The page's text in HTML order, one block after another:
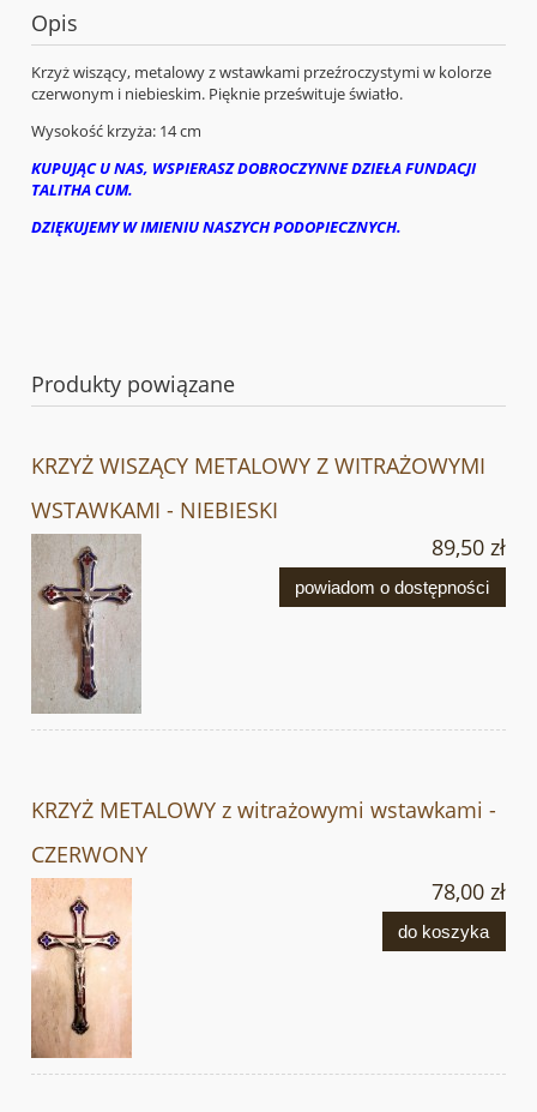
Opis
Krzyż wiszący, metalowy z wstawkami przeźroczystymi w kolorze
czerwonym i niebieskim. Pięknie prześwituje światło.
Wysokość krzyża: 14 cm
KUPUJĄC U NAS, WSPIERASZ DOBROCZYNNE DZIEŁA FUNDACJI
TALITHA CUM.
DZIĘKUJEMY W IMIENIU NASZYCH PODOPIECZNYCH.
Produkty powiązane
KRZYŻ WISZĄCY METALOWY Z WITRAŻOWYMI
WSTAWKAMI - NIEBIESKI
89,50 zł
powiadom o dostępności
KRZYŻ METALOWY z witrażowymi wstawkami -
CZERWONY
78,00 zł
do koszyka